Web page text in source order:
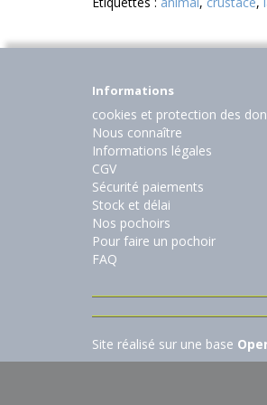
Informations
cookies et protection des
Nous connaître
Informations légales
CGV
Sécurité paiements
Stock et délai
Nos pochoirs
Pour faire un pochoir
FAQ
Site réalisé sur une base